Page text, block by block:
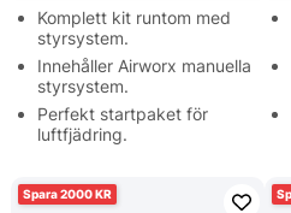
Komplett kit runtom med
styrsystem.
Innehåller Airworx manuella
styrsystem.
Perfekt startpaket för
luftfjädring.
2000